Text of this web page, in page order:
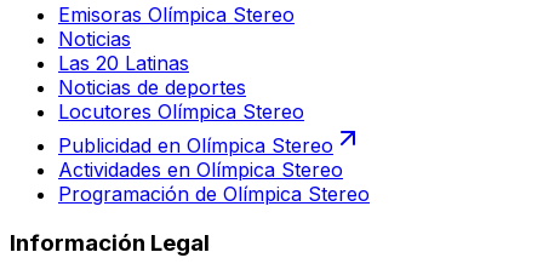
Emisoras Olímpica Stereo
Noticias
Las 20 Latinas
Noticias de deportes
Locutores Olímpica Stereo
Publicidad en Olímpica Stereo
Actividades en Olímpica Stereo
Programación de Olímpica Stereo
Información Legal